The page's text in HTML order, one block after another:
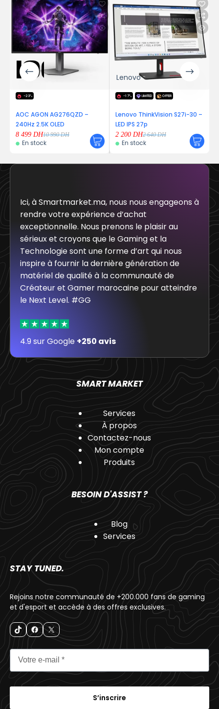
-23%
AOC AGON AG276QZD –
240Hz 2.5K OLED
10 990DH
8 499 DH
En stock
Lenovo
-17% LIMITED OFFER
Lenovo ThinkVision S27i-30 –
LED IPS 27p
2 640DH
2 200 DH
En stock
Ici, à Smartmarket.ma, nous nous engageons à
rendre votre expérience d’achat
exceptionnelle. Nous prenons le plaisir au
sérieux et croyons que le Gaming et la
Technologie sont une forme d’art qui nous
inspire à fournir la dernière génération de
matériel de qualité à la communauté de
Créateur et Gamer marocaine pour atteindre
le Next Level. #GG
4.9 sur Google +250 avis
SMART MARKET
Services
À propos
Contactez-nous
Mon compte
Produits
BESOIN D'ASSIST ?
Blog
Services
STAY TUNED.
Rejoins notre communauté de +200.000 fans de gaming
et d'esport et accède à des offres exclusives.
S’inscrire